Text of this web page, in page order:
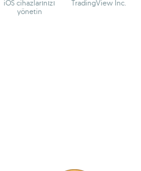
iOS cihazlarınızı
yönetin
TradingView Inc.